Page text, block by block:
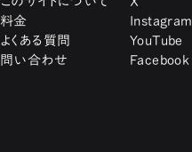
料金
よくある質問
問い合わせ
Instagram
YouTube
Facebook